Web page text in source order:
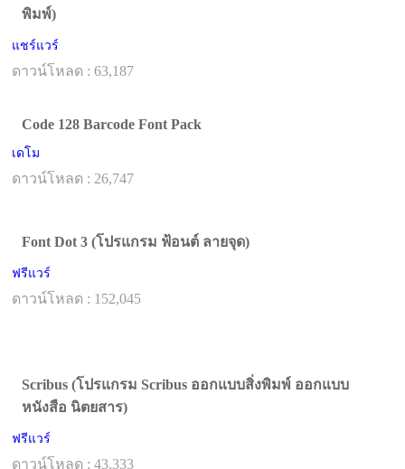
พิมพ์)
แชร์แวร์
ดาวน์โหลด : 63,187
Code 128 Barcode Font Pack
เดโม
ดาวน์โหลด : 26,747
Font Dot 3 (โปรแกรม ฟ้อนต์ ลายจุด)
ฟรีแวร์
ดาวน์โหลด : 152,045
Scribus (โปรแกรม Scribus ออกแบบสิ่งพิมพ์ ออกแบบ
หนังสือ นิตยสาร)
ฟรีแวร์
ดาวน์โหลด : 43,333